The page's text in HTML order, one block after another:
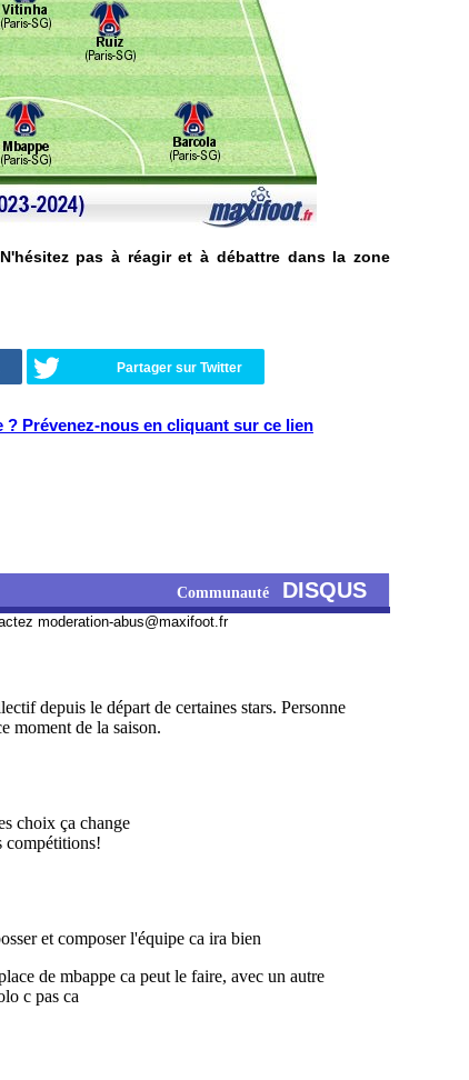
pas à réagir et à débattre dans la zone
Partager sur Twitter
? Prévenez-nous en cliquant sur ce lien
Communauté DISQUS
moderation-abus@maxifoot.fr